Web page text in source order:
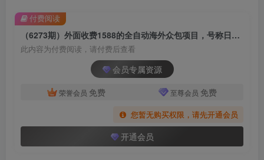
（6273期）外面收费1588的全自动海外众包项目，号称日赚500+【永久脚本+详细教程】
此内容为付费阅读，请付费后查看
会员专属资源
荣誉会员 免费 至尊会员 免费
您暂无购买权限，请先开通会员
开通会员
付费阅读